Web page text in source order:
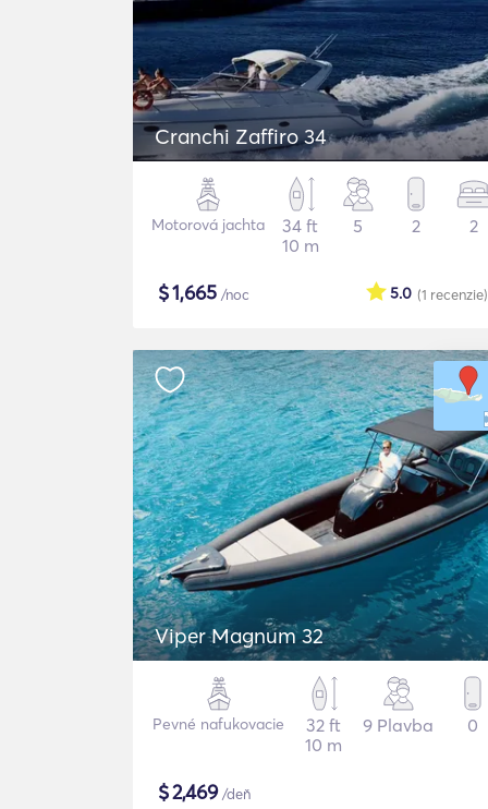
Cranchi Zaffiro 34
Motorová jachta
34 ft
10 m
5 2 2
$1,665 /noc (1 recenzie)
5.0
Viper Magnum 32
Pevné nafukovacie
32 ft
10 m
9 Plavba 0
$2,469/deň